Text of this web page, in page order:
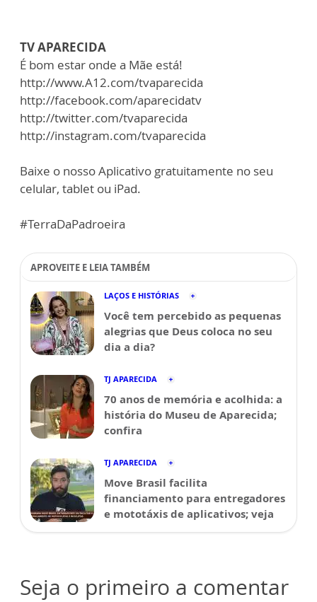
TV APARECIDA
É bom estar onde a Mãe está!
http://www.A12.com/tvaparecida
http://facebook.com/aparecidatv
http://twitter.com/tvaparecida
http://instagram.com/tvaparecida
Baixe o nosso Aplicativo gratuitamente no seu
celular, tablet ou iPad.
#TerraDaPadroeira
APROVEITE E LEIA TAMBÉM
LAÇOS E HISTÓRIAS
Você tem percebido as pequenas
alegrias que Deus coloca no seu
dia a dia?
TJ APARECIDA
70 anos de memória e acolhida: a
história do Museu de Aparecida;
confira
TJ APARECIDA
Move Brasil facilita
financiamento para entregadores
e mototáxis de aplicativos; veja
Seja o primeiro a comentar